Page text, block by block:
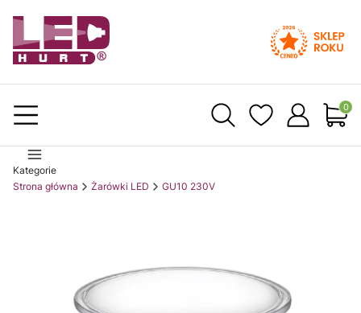
Kategorie
Strona główna
Żarówki LED GU10 230V